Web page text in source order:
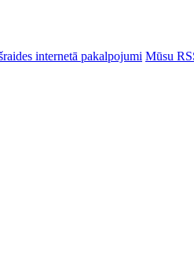
internetā pakalpojumi Mūsu